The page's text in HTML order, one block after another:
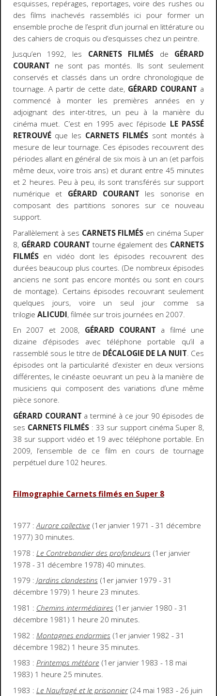
esquisses, repérages, reportages, voire des rushes ou
des films inachevés rassemblés ici pour former un
ensemble proche de l’esprit d’un journal en littérature ou
des cahiers de croquis ou d’esquisses chez un peintre.
Jusqu’en 1992, les CARNETS FILMÉS de GÉRARD
COURANT ne sont pas montés. Ils sont seulement
conservés et classés dans un ordre chronologique de
tournage. A partir de cette date, GÉRARD COURANT a
commencé à monter les premières années en y
adjoignant des inter-titres, un peu à la manière du
cinéma muet. C’est en 1995 avec l’épisode LE PASSÉ
RETROUVÉque les CARNETS FILMÉS sont montés à
mesure de leur tournage. Ces épisodes recouvrent des
périodes allant en général de six mois à un an (et parfois
même deux, voire trois ans) et durant entre 45 minutes
et 2 heures. Peu à peu, ils sont transférés sur support
numérique et GÉRARD COURANT les sonorise en
composant des partitions sonores sur ce nouveau
support.
Parallèlement à ses CARNETS FILMÉS en cinéma Super
8, GÉRARD COURANT tourne également des CARNETS
FILMÉSen vidéo dont les épisodes recouvrent des
durées beaucoup plus courtes. (De nombreux épisodes
anciens ne sont pas encore montés ou sont en cours
de montage). Certains épisodes recouvrant seulement
quelques jours, voire un seul jour comme sa
trilogie ALICUDI, filmée sur trois journées en 2007.
En 2007 et 2008, GÉRARD COURANT a filmé une
dizaine d’épisodes avec téléphone portable qu’il a
rassemblé sous le titre de DÉCALOGIE DE LA NUIT. Ces
épisodes ont la particularité d’exister en deux versions
différentes, le cinéaste oeuvrant un peu à la manière de
musiciens qui composent des variations d’une même
pièce sonore.
GÉRARD COURANT a terminé à ce jour 90 épisodes de
ses CARNETS FILMÉS : 33 sur support cinéma Super 8,
38 sur support vidéo et 19 avec téléphone portable. En
2009, l’ensemble de ce film en cours de tournage
perpétuel dure 102 heures.
Filmographie Carnets filmés en Super 8
1977 :Aurore collective (1er janvier 1971 - 31 décembre
1977) 30 minutes.
1978 : Le Contrebandier des profondeurs (1er janvier
1978 - 31 décembre 1978) 40 minutes.
1979 : Jardins clandestins (1er janvier 1979 - 31
décembre 1979) 1 heure 23 minutes.
1981 : Chemins intermédiaires (1er janvier 1980 - 31
décembre 1981) 1 heure 20 minutes.
1982 : Montagnes endormies (1er janvier 1982 - 31
décembre 1982) 1 heure 35 minutes.
1983 : Printemps météore (1er janvier 1983 - 18 mai
1983) 1 heure 25 minutes.
1983 : Le Naufragé et le prisonnier(24 mai 1983 - 26 juin